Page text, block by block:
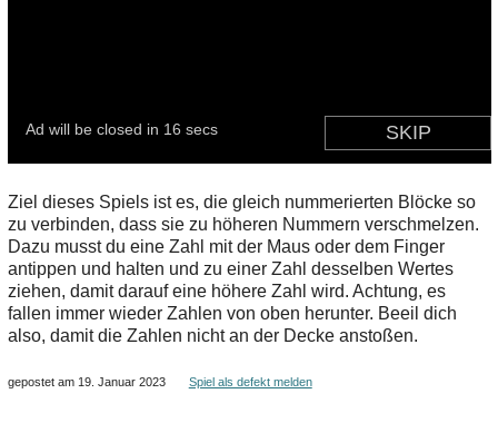
Ziel dieses Spiels ist es, die gleich nummerierten Blöcke so
zu verbinden, dass sie zu höheren Nummern verschmelzen.
Dazu musst du eine Zahl mit der Maus oder dem Finger
antippen und halten und zu einer Zahl desselben Wertes
ziehen, damit darauf eine höhere Zahl wird. Achtung, es
fallen immer wieder Zahlen von oben herunter. Beeil dich
also, damit die Zahlen nicht an der Decke anstoßen.
gepostet am 19. Januar 2023 Spiel als defekt melden